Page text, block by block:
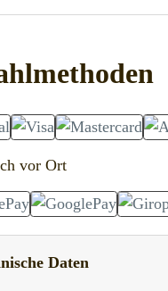
vor Ort
Daten